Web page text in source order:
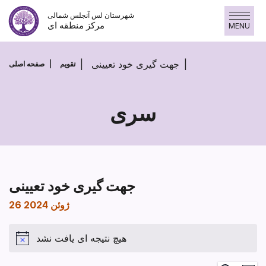
پرش
محتوا
شهرستان لس آنجلس شمالی
مرکز منطقه ای MENU
صفحه اصلی تقویم جهت گیری خود تعیینی
سری
جهت گیری خود تعیینی
26 ژوئن 2024
هیچ نتیجه ای یافت نشد